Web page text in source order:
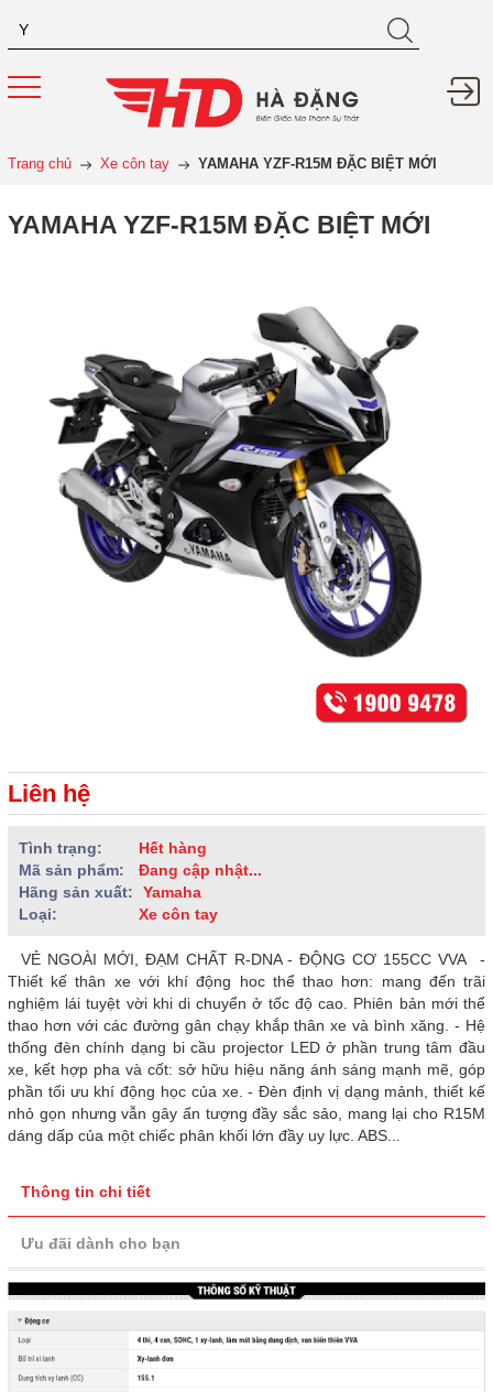
Trang chủ Xe côn tay YAMAHA YZF-R15M ĐẶC BIỆT MỚI
YAMAHA YZF-R15M ĐẶC BIỆT MỚI
Liên hệ
Tình trạng:
Hết hàng
Mã sản phẩm:
Đang cập nhật...
Hãng sản xuất:
Yamaha
Loại:
Xe côn tay
VẺ NGOÀI MỚI, ĐẠM CHẤT R-DNA - ĐỘNG CƠ 155CC VVA -
Thiết kế thân xe với khí động hoc thể thao hơn: mang đến trãi
nghiệm lái tuyệt vời khi di chuyển ở tốc độ cao. Phiên bản mới thể
thao hơn với các đường gân chạy khắp thân xe và bình xăng. - Hệ
thống đèn chính dạng bi cầu projector LED ở phần trung tâm đầu
xe, kết hợp pha và cốt: sở hữu hiệu năng ánh sáng mạnh mẽ, góp
phần tối ưu khí động học của xe. - Đèn định vị dạng mảnh, thiết kế
nhỏ gọn nhưng vẫn gây ấn tượng đầy sắc sảo, mang lại cho R15M
dáng dấp của một chiếc phân khối lớn đầy uy lực. ABS...
Thông tin chi tiết
Ưu đãi dành cho bạn